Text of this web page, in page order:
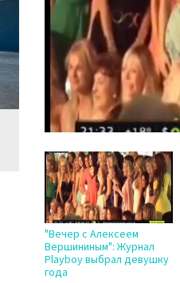
"Вечер с Алексеем
Вершининым": Журнал
Playboy выбрал девушку
года